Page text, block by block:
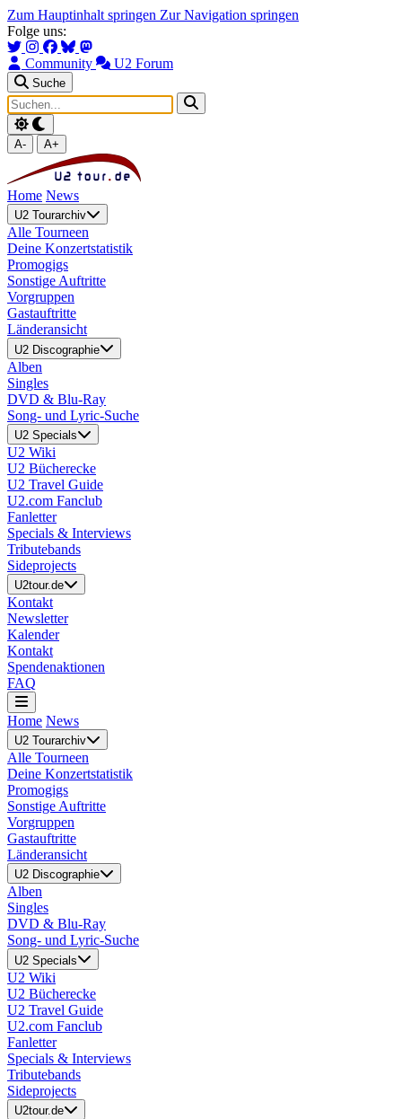
Zum Hauptinhalt springen Zur Navigation springen
Folge uns:
Community U2 Forum
Suche
A- A+
Home News
U2 Tourarchiv
Alle Tourneen
Deine Konzertstatistik
Promogigs
Sonstige Auftritte
Vorgruppen
Gastauftritte
Länderansicht
U2 Discographie
Alben
Singles
DVD & Blu-Ray
Song- und Lyric-Suche
U2 Specials
U2 Wiki
U2 Bücherecke
U2 Travel Guide
U2.com Fanclub
Fanletter
Specials & Interviews
Tributebands
Sideprojects
U2tour.de
Kontakt
Newsletter
Kalender
Kontakt
Spendenaktionen
FAQ
Home News
U2 Tourarchiv
Alle Tourneen
Deine Konzertstatistik
Promogigs
Sonstige Auftritte
Vorgruppen
Gastauftritte
Länderansicht
U2 Discographie
Alben
Singles
DVD & Blu-Ray
Song- und Lyric-Suche
U2 Specials
U2 Wiki
U2 Bücherecke
U2 Travel Guide
U2.com Fanclub
Fanletter
Specials & Interviews
Tributebands
Sideprojects
U2tour.de